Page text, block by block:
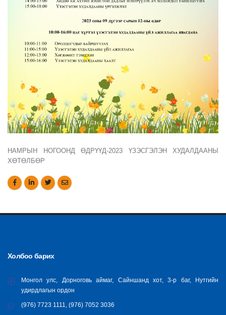
НАМРЫН НОГООНД ӨДРҮҮД-2023 ҮЗЭСГЭЛЭН ХУДАЛДААНЫ
ХӨТӨЛБӨР
Холбоо барих
Монгол улс, Дорноговь аймаг, Сайншанд хот, 3-р баг, Нутгийн
удирдлагын ордон
(976) 7723 1111, (976) 7052 3036